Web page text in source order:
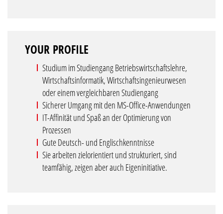
YOUR PROFILE
Studium im Studiengang Betriebswirtschaftslehre,
Wirtschaftsinformatik, Wirtschaftsingenieurwesen
oder einem vergleichbaren Studiengang
Sicherer Umgang mit den MS-Office-Anwendungen
IT-Affinität und Spaß an der Optimierung von
Prozessen
Gute Deutsch- und Englischkenntnisse
Sie arbeiten zielorientiert und strukturiert, sind
teamfähig, zeigen aber auch Eigeninitiative.